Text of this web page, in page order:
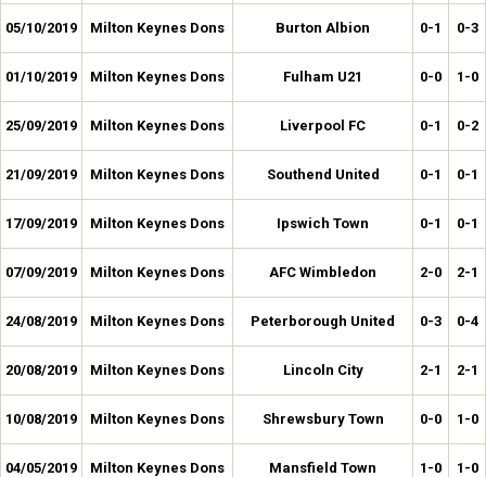
05/10/2019 Milton Keynes Dons Burton Albion 0-1 0-3
01/10/2019 Milton Keynes Dons Fulham U21 0-0 1-0
25/09/2019 Milton Keynes Dons Liverpool FC 0-1 0-2
21/09/2019 Milton Keynes Dons Southend United 0-1 0-1
17/09/2019 Milton Keynes Dons Ipswich Town 0-1 0-1
07/09/2019 Milton Keynes Dons AFC Wimbledon 2-0 2-1
24/08/2019 Milton Keynes Dons Peterborough United 0-3 0-4
20/08/2019 Milton Keynes Dons Lincoln City 2-1 2-1
10/08/2019 Milton Keynes Dons Shrewsbury Town 0-0 1-0
04/05/2019 Milton Keynes Dons Mansfield Town 1-0 1-0